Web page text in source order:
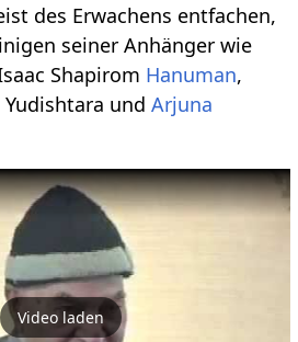
des Erwachens entfachen,
seiner Anhänger wie
Shapirom Hanuman,
Yudishtara undArjuna
Video laden